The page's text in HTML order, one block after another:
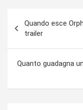
articoli
Quando esce
trailer
Quanto guadagna